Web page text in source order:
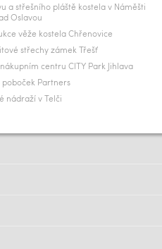
a střešního pláště kostela v Náměšti
Oslavou
věže kostela Chřenovice
střechy zámek Třešť
centru CITY Park Jihlava
poboček Partners
nádraží v Telči